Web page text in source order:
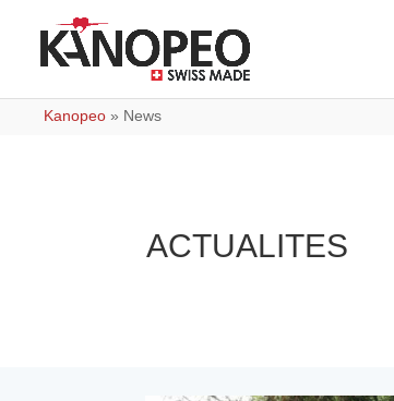
Kanopeo » News
ACTUALITES